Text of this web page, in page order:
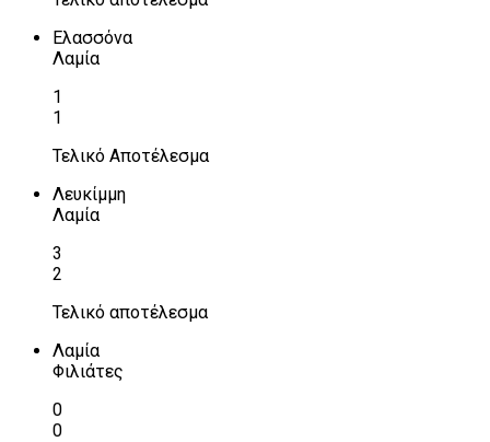
Ελασσόνα
Λαμία
1
1
Τελικό Αποτέλεσμα
Λευκίμμη
Λαμία
3
2
Τελικό αποτέλεσμα
Λαμία
Φιλιάτες
0
0